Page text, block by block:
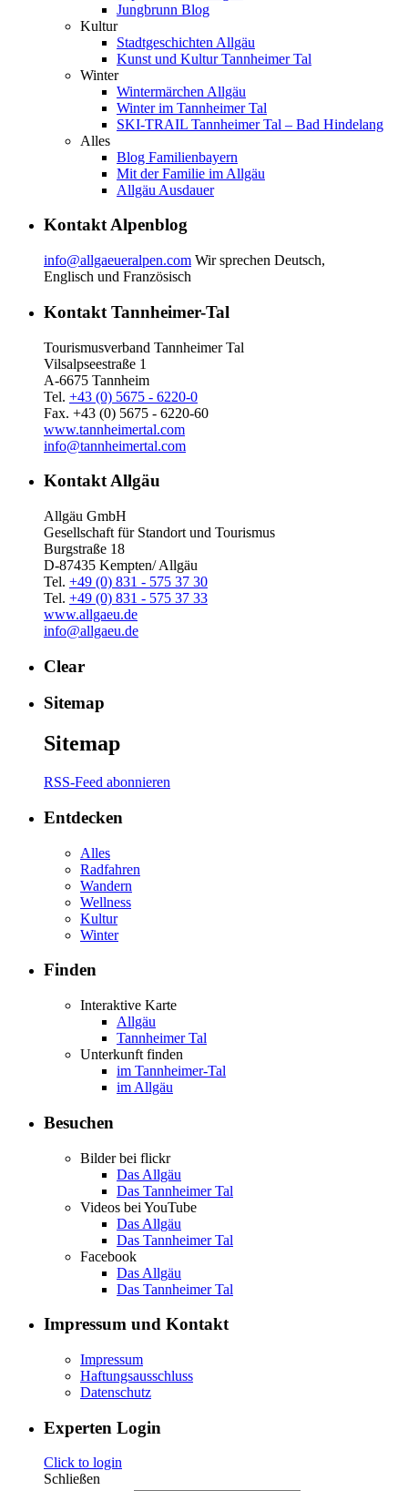
Jungbrunn Blog
Kultur
Stadtgeschichten Allgäu
Kunst und Kultur Tannheimer Tal
Winter
Wintermärchen Allgäu
Winter im Tannheimer Tal
SKI-TRAIL Tannheimer Tal – Bad Hindelang
Alles
Blog Familienbayern
Mit der Familie im Allgäu
Allgäu Ausdauer
Kontakt Alpenblog
info@allgaeueralpen.com Wir sprechen Deutsch,
Englisch und Französisch
Kontakt Tannheimer-Tal
Tourismusverband Tannheimer Tal
Vilsalpseestraße 1
A-6675 Tannheim
Tel. +43 (0) 5675 - 6220-0
Fax. +43 (0) 5675 - 6220-60
www.tannheimertal.com
info@tannheimertal.com
Kontakt Allgäu
Allgäu GmbH
Gesellschaft für Standort und Tourismus
Burgstraße 18
D-87435 Kempten/ Allgäu
Tel. +49 (0) 831 - 575 37 30
Tel. +49 (0) 831 - 575 37 33
www.allgaeu.de
info@allgaeu.de
Clear
Sitemap
Sitemap
RSS-Feed abonnieren
Entdecken
Alles
Radfahren
Wandern
Wellness
Kultur
Winter
Finden
Interaktive Karte
Allgäu
Tannheimer Tal
Unterkunft finden
im Tannheimer-Tal
im Allgäu
Besuchen
Bilder bei flickr
Das Allgäu
Das Tannheimer Tal
Videos bei YouTube
Das Allgäu
Das Tannheimer Tal
Facebook
Das Allgäu
Das Tannheimer Tal
Impressum und Kontakt
Impressum
Haftungsausschluss
Datenschutz
Experten Login
Click to login
Schließen